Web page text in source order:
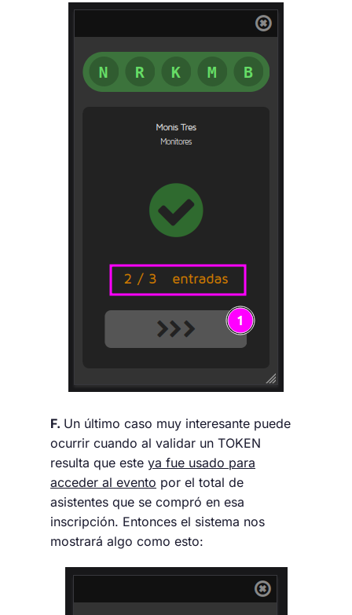
F. Un último caso muy interesante puede
ocurrir cuando al validar un TOKEN
resulta que este ya fue usado para
acceder al evento por el total de
asistentes que se compró en esa
inscripción. Entonces el sistema nos
mostrará algo como esto: